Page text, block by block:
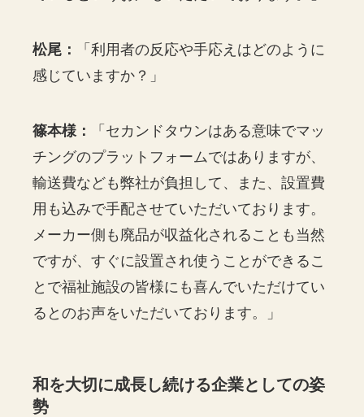
松尾：
「利用者の反応や手応えはどのように
感じていますか？」
篠本様：
「セカンドタウンはある意味でマッ
チングのプラットフォームではありますが、
輸送費なども弊社が負担して、また、設置費
用も込みで手配させていただいております。
メーカー側も廃品が収益化されることも当然
ですが、すぐに設置され使うことができるこ
とで福祉施設の皆様にも喜んでいただけてい
るとのお声をいただいております。」
和を大切に成長し続ける企業としての姿
勢